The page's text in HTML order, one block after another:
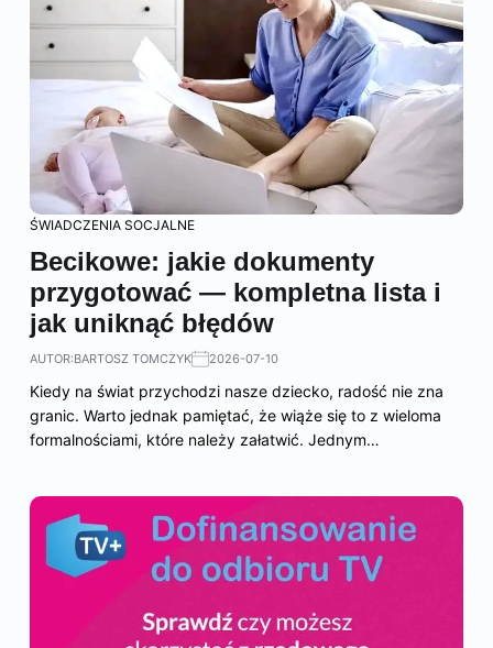
ŚWIADCZENIA SOCJALNE
Becikowe: jakie dokumenty
przygotować — kompletna lista i
jak uniknąć błędów
AUTOR:BARTOSZ TOMCZYK 2026-07-10
Kiedy na świat przychodzi nasze dziecko, radość nie zna
granic. Warto jednak pamiętać, że wiąże się to z wieloma
formalnościami, które należy załatwić. Jednym…